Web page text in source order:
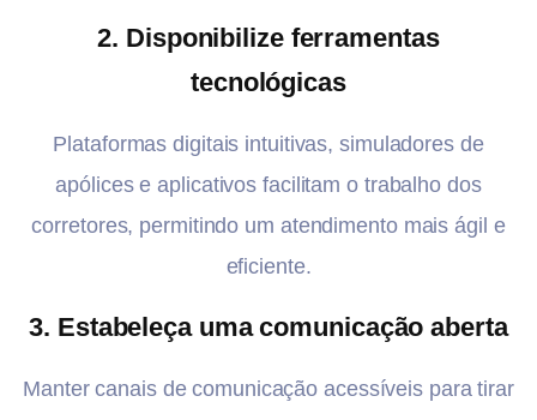
2. Disponibilize ferramentas
tecnológicas
Plataformas digitais intuitivas, simuladores de
apólices e aplicativos facilitam o trabalho dos
corretores, permitindo um atendimento mais ágil e
eficiente.
3. Estabeleça uma comunicação aberta
Manter canais de comunicação acessíveis para tirar